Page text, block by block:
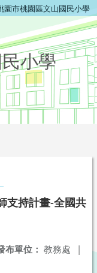
園市桃園區文山國民小學
小學
支持計畫-全國共
布單位： 教務處 |